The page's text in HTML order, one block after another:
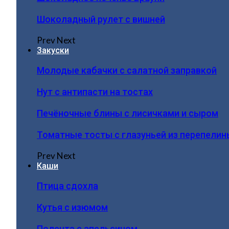
Шоколадный рулет с вишней
PrevNext
Закуски
Молодые кабачки с салатной заправкой
Нут с антипасти на тостах
Печёночные блины с лисичками и сыром
Томатные тосты с глазуньей из
PrevNext
Каши
Птица сдохла
Кутья с изюмом